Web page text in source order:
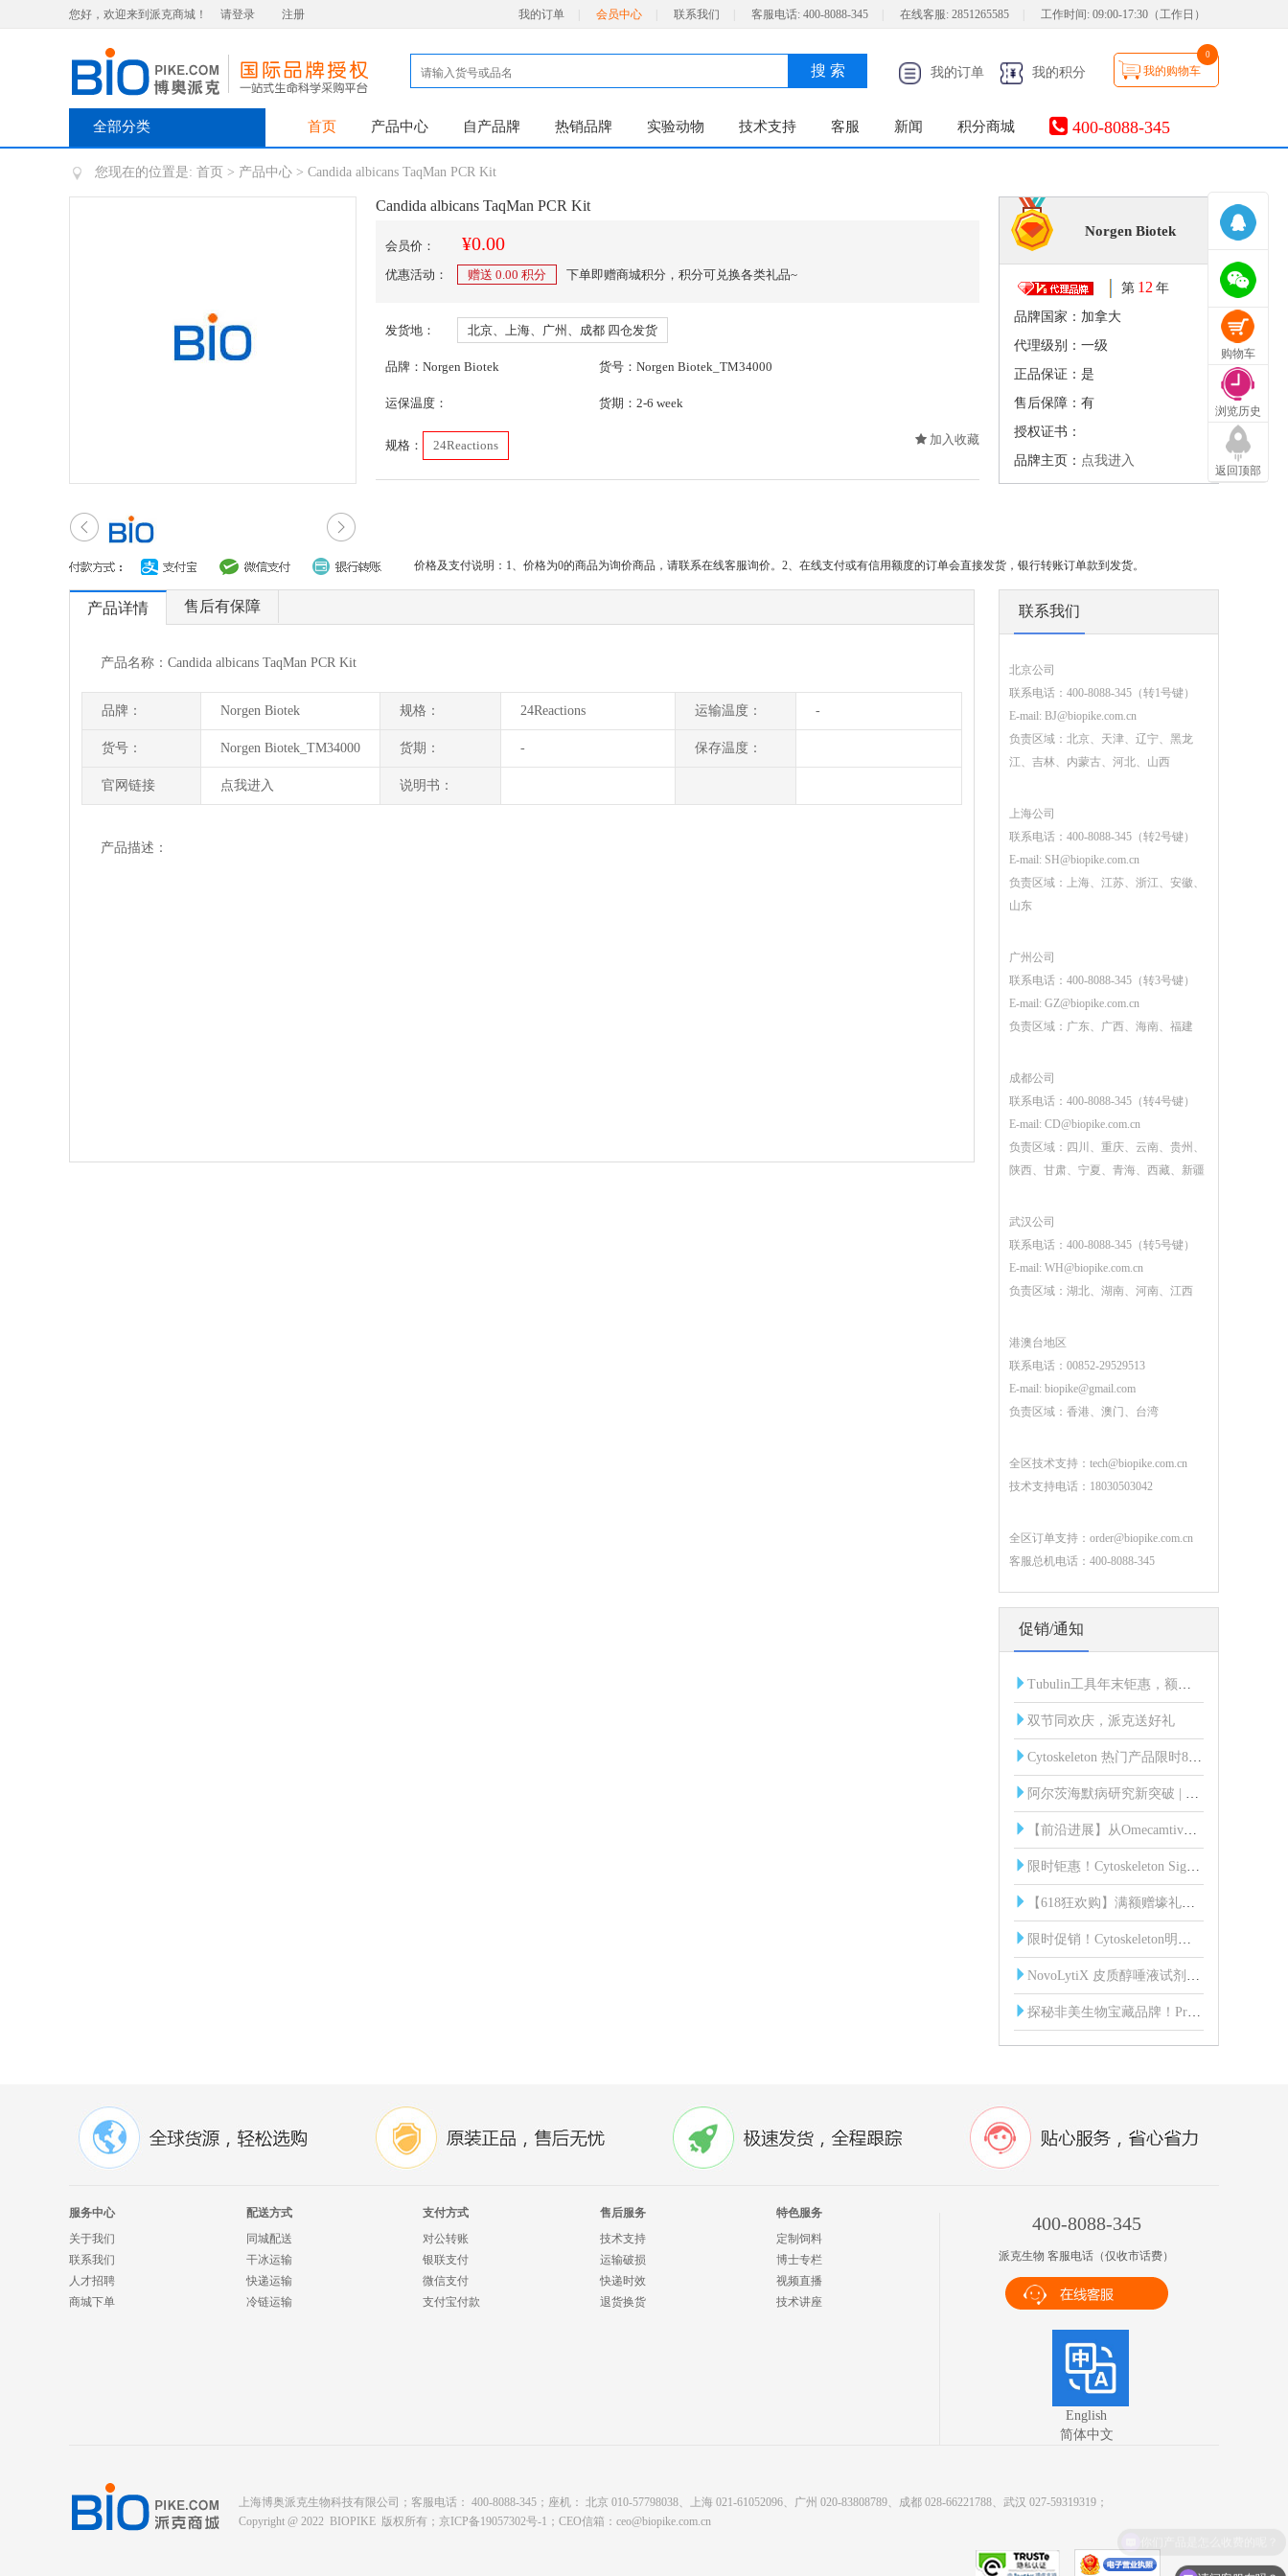
您好，欢迎来到派克商城！ 请登录 注册 我的订单 会员中心 联系我们 客服电话: 400-8088-345 在线客服: 2851265585 工作时间: 09:00-17:30（工作日）
搜 索 我的订单 我的积分 我的购物车
0
全部分类 首页 产品中心 自产品牌 热销品牌 实验动物 技术支持 客服 新闻 积分商城 400-8088-345
您现在的位置是: 首页 > 产品中心 > Candida albicans TaqMan PCR Kit
Candida albicans TaqMan PCR Kit
会员价： ¥0.00
优惠活动： 赠送 0.00 积分 下单即赠商城积分，积分可兑换各类礼品~
发货地： 北京、上海、广州、成都 四仓发货
品牌：Norgen Biotek 货号：Norgen Biotek_TM34000
运保温度： 货期：2-6 week
加入收藏
规格： 24Reactions
Norgen Biotek
第 12 年
品牌国家：加拿大
代理级别：一级
正品保证：是
售后保障：有
授权证书：
品牌主页： 点我进入
价格及支付说明：1、价格为0的商品为询价商品，请联系在线客服询价。2、在线支付或有信用额度的订单会直接发货，银行转账订单款到发货。
产品详情 售后有保障
产品名称：Candida albicans TaqMan PCR Kit
品牌： Norgen Biotek 规格： 24Reactions 运输温度： -
货号： Norgen Biotek_TM34000 货期： - 保存温度：
官网链接 点我进入 说明书：
产品描述：
联系我们
北京公司
联系电话：400-8088-345（转1号键）
E-mail: BJ@biopike.com.cn
负责区域：北京、天津、辽宁、黑龙
江、吉林、内蒙古、河北、山西
上海公司
联系电话：400-8088-345（转2号键）
E-mail: SH@biopike.com.cn
负责区域：上海、江苏、浙江、安徽、
山东
广州公司
联系电话：400-8088-345（转3号键）
E-mail: GZ@biopike.com.cn
负责区域：广东、广西、海南、福建
成都公司
联系电话：400-8088-345（转4号键）
E-mail: CD@biopike.com.cn
负责区域：四川、重庆、云南、贵州、
陕西、甘肃、宁夏、青海、西藏、新疆
武汉公司
联系电话：400-8088-345（转5号键）
E-mail: WH@biopike.com.cn
负责区域：湖北、湖南、河南、江西
港澳台地区
联系电话：00852-29529513
E-mail: biopike@gmail.com
负责区域：香港、澳门、台湾
全区技术支持： tech@biopike.com.cn
技术支持电话：18030503042
全区订单支持： order@biopike.com.cn
客服总机电话：400-8088-345
促销/通知
Tubulin工具年末钜惠，额外折扣限时开启！
双节同欢庆，派克送好礼
Cytoskeleton 热门产品限时85折！
阿尔茨海默病研究新突破 | 血液中脑源性Tau蛋白（BD-Tau）发光免疫分析试剂盒
【前沿进展】从Omecamtiv到Mavacamten：肌节靶向药物研发突破与Cytoskeleton核心工具
限时钜惠！Cytoskeleton Signal-Seeker 全线产品85折起！
【618狂欢购】满额赠壕礼，惊喜享不停！
限时促销！Cytoskeleton明星产品直降15%，助您科研加速！
NovoLytiX 皮质醇唾液试剂盒：科研新利器，精准助力实验研究！
探秘非美生物宝藏品牌！ProSpecbio：蛋白界的 “六边形战士” 来袭
服务中心
关于我们
联系我们
人才招聘
商城下单
配送方式
同城配送
干冰运输
快递运输
冷链运输
支付方式
对公转账
银联支付
微信支付
支付宝付款
售后服务
技术支持
运输破损
快递时效
退货换货
特色服务
定制饲料
博士专栏
视频直播
技术讲座
400-8088-345
派克生物 客服电话（仅收市话费）
English
简体中文
上海博奥派克生物科技有限公司；客服电话： 400-8088-345；座机： 北京 010-57798038、上海 021-61052096、广州 020-83808789、成都 028-66221788、武汉 027-59319319；
Copyright @ 2022 BIOPIKE 版权所有； 京ICP备19057302号-1 ；CEO信箱： ceo@biopike.com.cn
购物车
浏览历史
返回顶部